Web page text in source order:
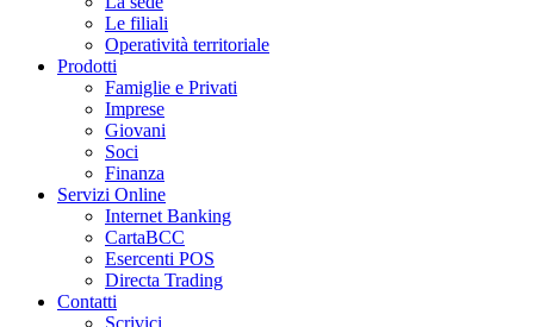
Le filiali
Operatività territoriale
Prodotti
Famiglie e Privati
Imprese
Giovani
Soci
Finanza
Servizi Online
Internet Banking
CartaBCC
Esercenti POS
Directa Trading
Contatti
Scrivici